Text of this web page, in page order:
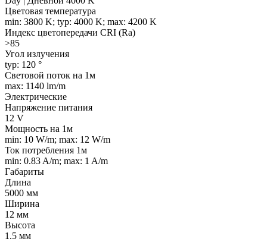
Цветовая температура
min: 3800 K; typ: 4000 K; max: 4200 K
Индекс цветопередачи CRI (Ra)
>85
Угол излучения
typ: 120 °
Световой поток на 1м
max: 1140 lm/m
Электрические
Напряжение питания
12 V
Мощность на 1м
min: 10 W/m; max: 12 W/m
Ток потребления 1м
min: 0.83 A/m; max: 1 A/m
Габариты
Длина
5000 мм
Ширина
12 мм
Высота
1.5 мм